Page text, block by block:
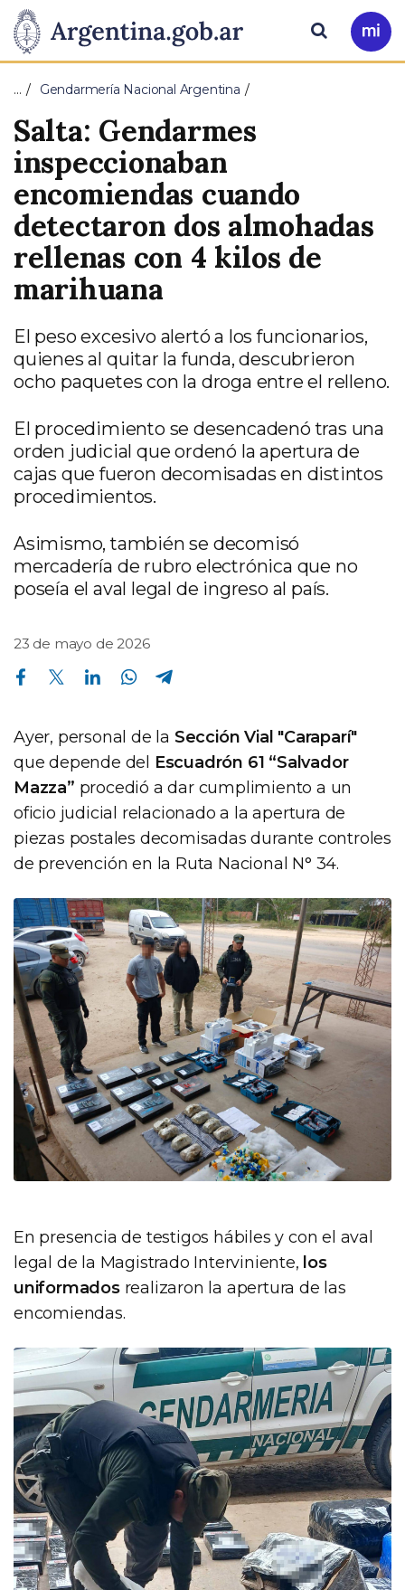
Presidencia
de
la
Nación
Pasar al contenido principal
Ir
a
Buscar
… Gendarmería Nacional Argentina
Salta: Gendarmes
inspeccionaban
encomiendas cuando
detectaron dos almohadas
rellenas con 4 kilos de
marihuana
El peso excesivo alertó a los funcionarios,
quienes al quitar la funda, descubrieron
ocho paquetes con la droga entre el relleno.
El procedimiento se desencadenó tras una
orden judicial que ordenó la apertura de
cajas que fueron decomisadas en distintos
procedimientos.
Asimismo, también se decomisó
mercadería de rubro electrónica que no
poseía el aval legal de ingreso al país.
23 de mayo de 2026
Compartir en Facebook Compartir en Twitter Compartir en Linkedin Compartir en Whatsapp
Ayer, personal de la Sección Vial "Caraparí"
que depende del Escuadrón 61 “Salvador
Mazza” procedió a dar cumplimiento a un
oficio judicial relacionado a la apertura de
piezas postales decomisadas durante controles
de prevención en la Ruta Nacional N° 34.
En presencia de testigos hábiles y con el aval
legal de la Magistrado Interviniente, los
uniformadosrealizaron la apertura de las
encomiendas.